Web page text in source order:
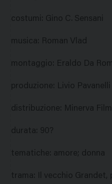
costumi: Gino C. Sensani
musica: Roman Vlad
montaggio: Eraldo Da
produzione: Livio
distribuzione: Minerva Film
durata: 90?
tematiche: amore; donna
trama: Il vecchio Grandet,